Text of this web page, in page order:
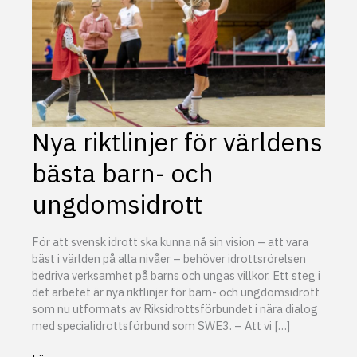
Nya riktlinjer för världens
bästa barn- och
ungdomsidrott
För att svensk idrott ska kunna nå sin vision – att vara
bäst i världen på alla nivåer – behöver idrottsrörelsen
bedriva verksamhet på barns och ungas villkor. Ett steg i
det arbetet är nya riktlinjer för barn- och ungdomsidrott
som nu utformats av Riksidrottsförbundet i nära dialog
med specialidrottsförbund som SWE3. – Att vi […]